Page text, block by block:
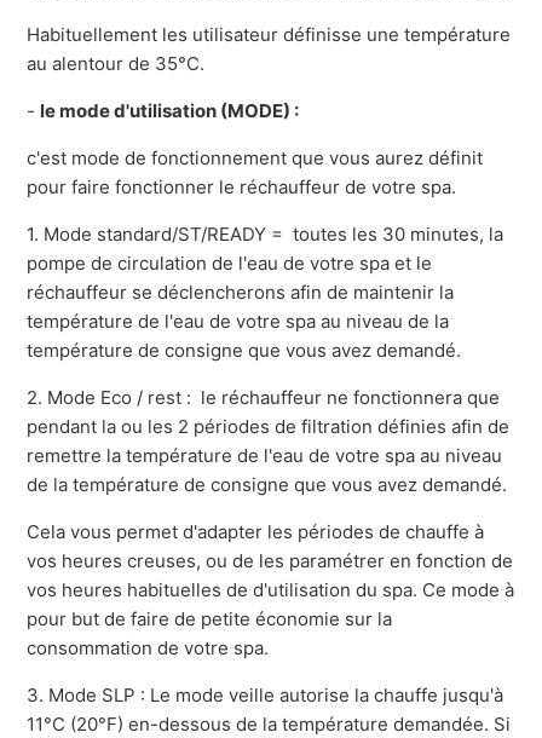
Habituellement les utilisateur définisse une température
au alentour de 35°C.
- le mode d'utilisation (MODE) :
c'est mode de fonctionnement que vous aurez définit
pour faire fonctionner le réchauffeur de votre spa.
1. Mode standard/ST/READY = toutes les 30 minutes, la
pompe de circulation de l'eau de votre spa et le
réchauffeur se déclencherons afin de maintenir la
température de l'eau de votre spa au niveau de la
température de consigne que vous avez demandé.
2. Mode Eco / rest : le réchauffeur ne fonctionnera que
pendant la ou les 2 périodes de filtration définies afin de
remettre la température de l'eau de votre spa au niveau
de la température de consigne que vous avez demandé.
Cela vous permet d'adapter les périodes de chauffe à
vos heures creuses, ou de les paramétrer en fonction de
vos heures habituelles de d'utilisation du spa. Ce mode à
pour but de faire de petite économie sur la
consommation de votre spa.
3. Mode SLP : Le mode veille autorise la chauffe jusqu'à
11°C (20°F) en-dessous de la température demandée. Si